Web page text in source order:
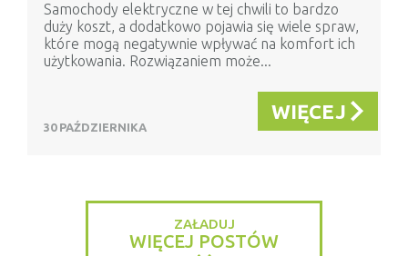
Samochody elektryczne w tej chwili to bardzo
duży koszt, a dodatkowo pojawia się wiele spraw,
które mogą negatywnie wpływać na komfort ich
użytkowania. Rozwiązaniem może...
30 PAŹDZIERNIKA
WIĘCEJ
ZAŁADUJ
WIĘCEJ POSTÓW